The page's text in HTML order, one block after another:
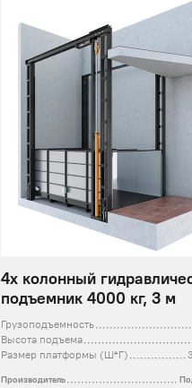
4х колонный
подъемник 4000 кг, 3 м
Грузоподъемность
Высота подъема
Размер платформы (Ш*Г)
Производитель